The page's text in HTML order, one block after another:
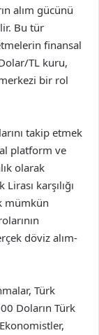
alım gücünü
Bu tür
finansal
TL kuru,
bir rol
takip etmek
platform ve
olarak
karşılığı
mümkün
döviz alım-
Türk
Doların Türk
Ekonomistler,